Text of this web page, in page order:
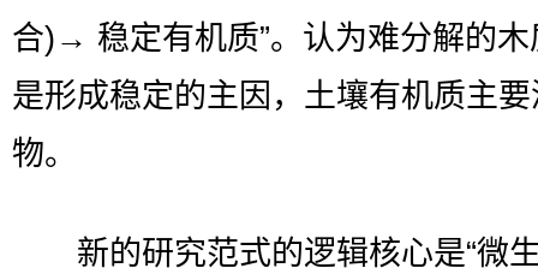
合)→ 稳定有机质”。认为难分解的木
是形成稳定的主因，土壤有机质主
物。
新的研究范式的逻辑核心是“微